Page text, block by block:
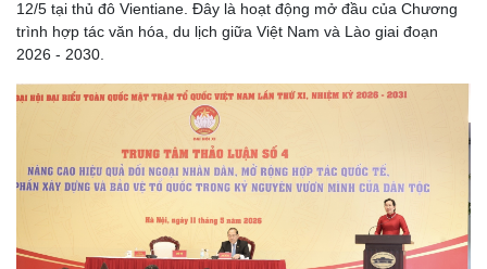
Văn hóa
Sân khấu - Điện ảnh
Di sản
Giải trí
Nghệ sĩ
12/5 tại thủ đô Vientiane. Đây là hoạt động mở đầu của Chương
trình hợp tác văn hóa, du lịch giữa Việt Nam và Lào giai đoạn
2026 - 2030.